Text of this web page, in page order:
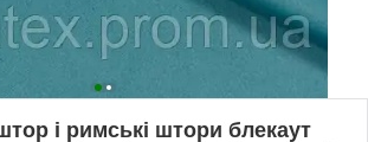
і римські штори блекаут